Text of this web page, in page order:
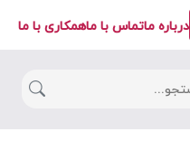
درباره ماتماس با ماهمکاری با ما